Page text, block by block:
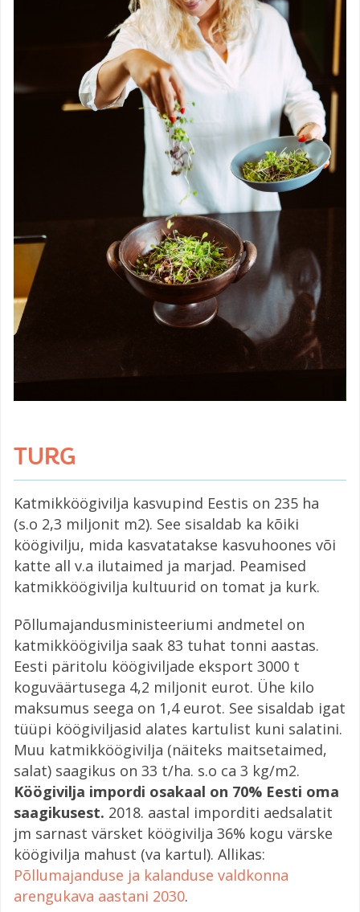
TURG
Katmikköögivilja kasvupind Eestis on 235 ha
(s.o 2,3 miljonit m2). See sisaldab ka kõiki
köögivilju, mida kasvatatakse kasvuhoones või
katte all v.a ilutaimed ja marjad. Peamised
katmikköögivilja kultuurid on tomat ja kurk.
Põllumajandusministeeriumi andmetel on
katmikköögivilja saak 83 tuhat tonni aastas.
Eesti päritolu köögiviljade eksport 3000 t
koguväärtusega 4,2 miljonit eurot. Ühe kilo
maksumus seega on 1,4 eurot. See sisaldab igat
tüüpi köögiviljasid alates kartulist kuni salatini.
Muu katmikköögivilja (näiteks maitsetaimed,
salat) saagikus on 33 t/ha. s.o ca 3 kg/m2.
Köögivilja impordi osakaal on 70% Eesti oma
saagikusest. 2018. aastal imporditi aedsalatit
jm sarnast värsket köögivilja 36% kogu värske
köögivilja mahust (va kartul). Allikas:
Põllumajanduse ja kalanduse valdkonna
arengukava aastani 2030.